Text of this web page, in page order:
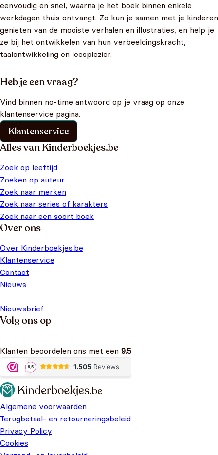
eenvoudig en snel, waarna je het boek binnen enkele
werkdagen thuis ontvangt. Zo kun je samen met je kinderen
genieten van de mooiste verhalen en illustraties, en help je
ze bij het ontwikkelen van hun verbeeldingskracht,
taalontwikkeling en leesplezier.
Heb je een vraag?
Vind binnen no-time antwoord op je vraag op onze
klantenservice pagina.
Klantenservice
Alles van Kinderboekjes.be
Zoek op leeftijd
Zoeken op auteur
Zoek naar merken
Zoek naar series of karakters
Zoek naar een soort boek
Over ons
Over Kinderboekjes.be
Klantenservice
Contact
Nieuws
Nieuwsbrief
Volg ons op
Klanten beoordelen ons met een 9.5
Algemene voorwaarden
Terugbetaal- en retourneringsbeleid
Privacy Policy
Cookies